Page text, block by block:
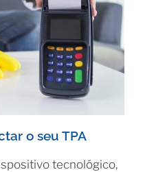
o seu TPA
tecnológico,